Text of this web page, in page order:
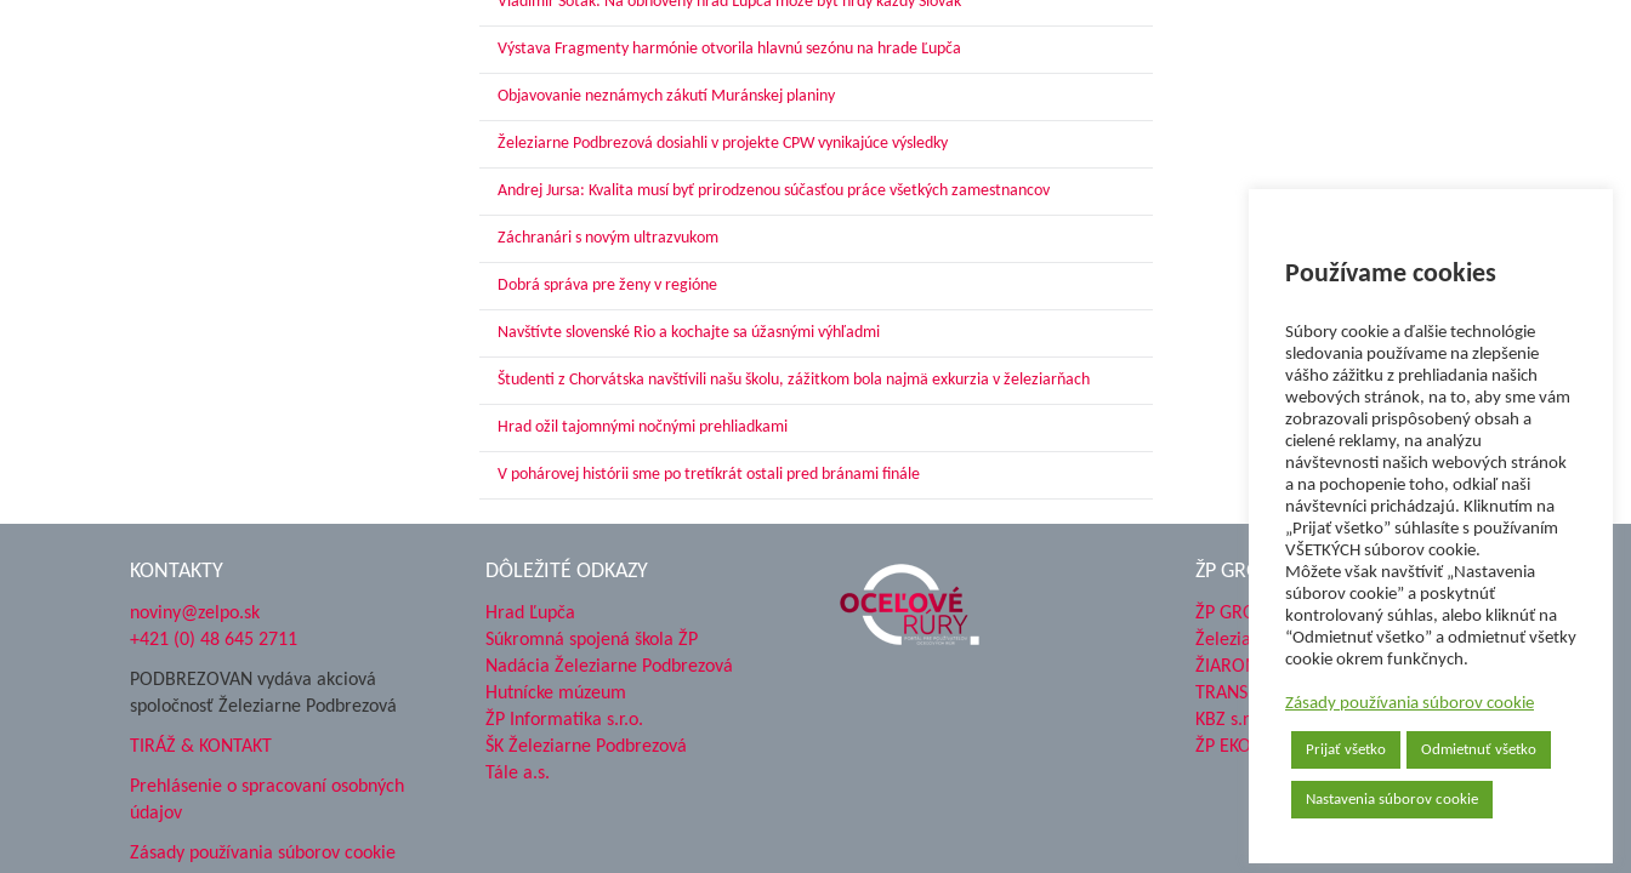
Výstava Fragmenty harmónie otvorila hlavnú sezónu na hrade Ľupča
Objavovanie neznámych zákutí Muránskej planiny
Železiarne Podbrezová dosiahli v projekte CPW vynikajúce výsledky
Andrej Jursa: Kvalita musí byť prirodzenou súčasťou práce všetkých zamestnancov
Záchranári s novým ultrazvukom
Dobrá správa pre ženy v regióne
Navštívte slovenské Rio a kochajte sa úžasnými výhľadmi
Študenti z Chorvátska navštívili našu školu, zážitkom bola najmä exkurzia v železiarňach
Hrad ožil tajomnými nočnými prehliadkami
V pohárovej histórii sme po tretíkrát ostali pred bránami finále
KONTAKTY
noviny@zelpo.sk
+421 (0) 48 645 2711
PODBREZOVAN vydáva akciová
spoločnosť Železiarne Podbrezová
TIRÁŽ & KONTAKT
Prehlásenie o spracovaní osobných
údajov
Zásady používania súborov cookie
DÔLEŽITÉ ODKAZY
Hrad Ľupča
Súkromná spojená škola ŽP
Nadácia Železiarne Podbrezová
Hutnícke múzeum
ŽP Informatika s.r.o.
ŠK Železiarne Podbrezová
Tále a.s.
ŽP GROUP
ŽP GROUP
Železiarne Podbrezová a.s.
ŽIAROMAT a.s.
TRANSMESA S.A.U.
KBZ s.r.o.
ŽP EKO QELET a.s.
Používame cookies
Súbory cookie a ďalšie technológie
sledovania používame na zlepšenie
vášho zážitku z prehliadania našich
webových stránok, na to, aby sme vám
zobrazovali prispôsobený obsah a
cielené reklamy, na analýzu
návštevnosti našich webových stránok
a na pochopenie toho, odkiaľ naši
návštevníci prichádzajú. Kliknutím na
„Prijať všetko” súhlasíte s používaním
VŠETKÝCH súborov cookie.
Môžete však navštíviť „Nastavenia
súborov cookie” a poskytnúť
kontrolovaný súhlas, alebo kliknúť na
“Odmietnuť všetko” a odmietnuť všetky
cookie okrem funkčnych.
Zásady používania súborov cookie
Prijať všetko Odmietnuť všetko
Nastavenia súborov cookie